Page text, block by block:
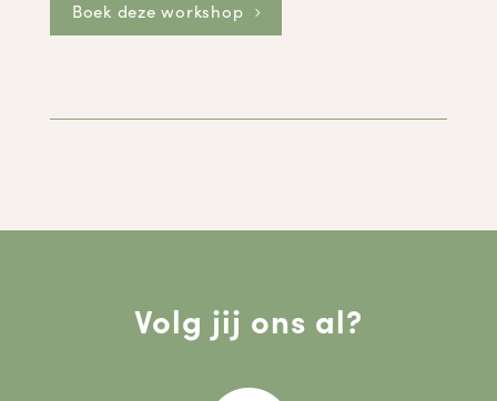
Boek deze workshop
Volg jij ons al?